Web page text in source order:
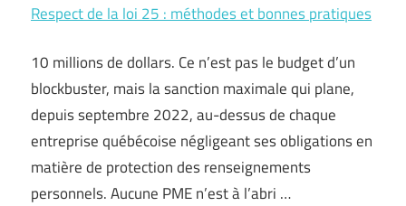
Respect de la loi 25 : méthodes et bonnes pratiques
10 millions de dollars. Ce n’est pas le budget d’un
blockbuster, mais la sanction maximale qui plane,
depuis septembre 2022, au-dessus de chaque
entreprise québécoise négligeant ses obligations en
matière de protection des renseignements
personnels. Aucune PME n’est à l’abri …